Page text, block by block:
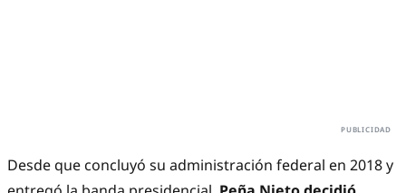
Desde que concluyó su administración federal en 2018 y